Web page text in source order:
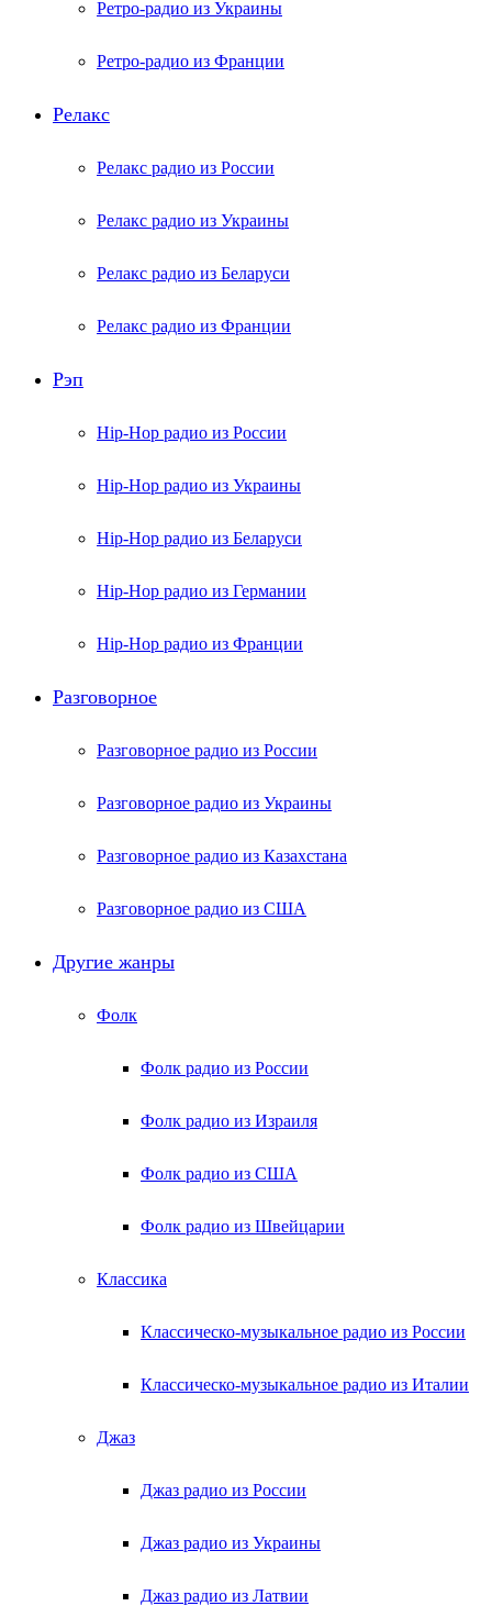
Ретро-радио из Украины
Ретро-радио из Франции
Релакс
Релакс радио из России
Релакс радио из Украины
Релакс радио из Беларуси
Релакс радио из Франции
Рэп
Hip-Hop радио из России
Hip-Hop радио из Украины
Hip-Hop радио из Беларуси
Hip-Hop радио из Германии
Hip-Hop радио из Франции
Разговорное
Разговорное радио из России
Разговорное радио из Украины
Разговорное радио из Казахстана
Разговорное радио из США
Другие жанры
Фолк
Фолк радио из России
Фолк радио из Израиля
Фолк радио из США
Фолк радио из Швейцарии
Классика
Классическо-музыкальное радио из России
Классическо-музыкальное радио из Италии
Джаз
Джаз радио из России
Джаз радио из Украины
Джаз радио из Латвии